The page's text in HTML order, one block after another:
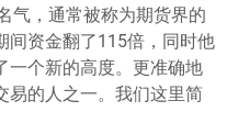
气，通常被称为期货界的
间资金翻了115倍，同时他
一个新的高度。更准确地
易的人之一。我们这里简